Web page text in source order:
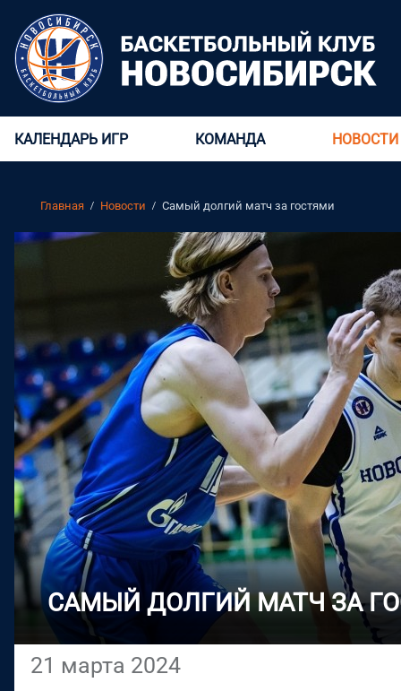
КАЛЕНДАРЬ ИГР КОМАНДА НОВОСТИ
Главная Новости Самый долгий матч за гостями
САМЫЙ ДОЛГИЙ МАТЧ ЗА
21 марта 2024